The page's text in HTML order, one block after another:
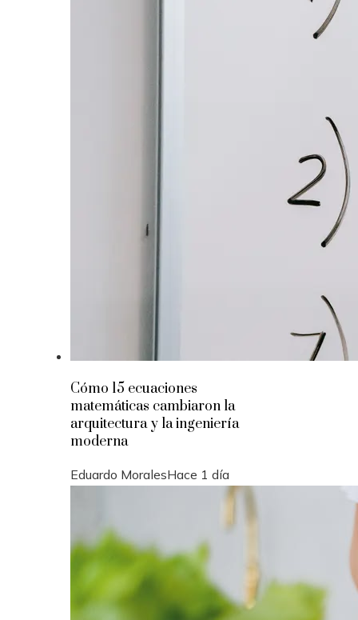
Cómo 15 ecuaciones
matemáticas cambiaron la
arquitectura y la ingeniería
moderna
Eduardo MoralesHace 1 día